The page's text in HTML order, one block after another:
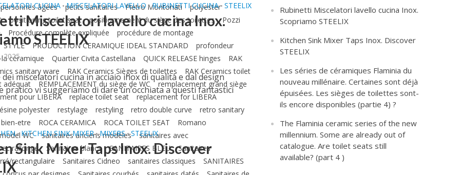
personnes âgées petits sanitaires Pietro Montonati
polyester
positioning toilet seat positionnement du siège des toilettes
Pozzi
Procédure complète expliquée
procédure de montage
STYLE PRODUCTION CERAMIQUE IDEAL STANDARD
profondeur
céramique Quartier Civita Castellana QUICK RELEASE hinges
RAK
sanitary ware RAK Ceramics Sièges de toilettes
RAK Ceramics toilet
adéquat REMPLACEMENT du siège de WC
remplacement grand siège
pour LIBERA replace toilet seat
replacement for LIBERA
polyester restylage restyling retro double curve
retro sanitary
etre ROCA CERAMICA ROCA TOILET SEAT
Romano
WC sanitaires anciens modèles
sanitaires avec
rallonge Sanitaires blancs SANITAIRES BLEU
Sanitaires
rectangulaire Sanitaires Cidneo sanitaires classiques
SANITAIRES
CUCINA • MISCELATORI LAVELLO •RUBINETTI CUCINA• STEELIX
Miscelatori lavello cucina Inox.
STEELIX
2025
dei miscelatori cucina in acciaio inox di qualità e dal design
pratico vi suggeriamo di dare un’occhiata a questi fantastici
• KITCHEN SINK MIXER•MIXERS•STEELIX
Sink Mixer Taps Inox. Discover
Rubinetti Miscelatori lavello cucina Inox.
Scopriamo STEELIX
Kitchen Sink Mixer Taps Inox. Discover
STEELIX
Les séries de céramiques Flaminia du
nouveau millénaire. Certaines sont déjà
épuisées. Les sièges de toilettes sont-
ils encore disponibles (partie 4) ?
The Flaminia ceramic series of the new
millennium. Some are already out of
catalogue. Are toilet seats still
available? (part 4 )